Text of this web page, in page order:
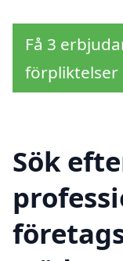
Få 3
förpliktelser
Sök